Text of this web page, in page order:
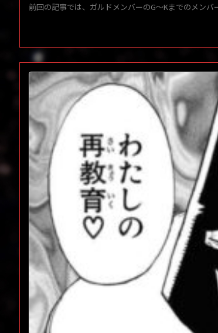
前回の記事では、ガルドメンバーのG～Kまでのメン